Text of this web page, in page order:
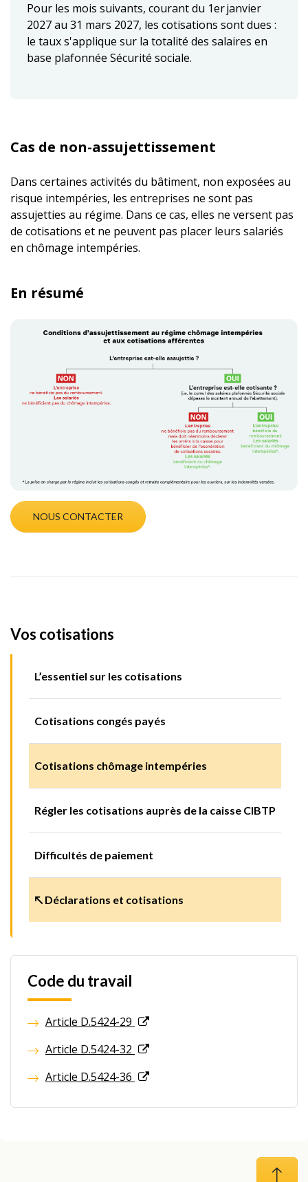
Pour les mois suivants, courant du 1er janvier
2027 au 31 mars 2027, les cotisations sont dues :
le taux s'applique sur la totalité des salaires en
base plafonnée Sécurité sociale.
Cas de non-assujettissement
Dans certaines activités du bâtiment, non exposées au
risque intempéries, les entreprises ne sont pas
assujetties au régime. Dans ce cas, elles ne versent pas
de cotisations et ne peuvent pas placer leurs salariés
en chômage intempéries.
En résumé
NOUS CONTACTER
Vos cotisations
L’essentiel sur les cotisations
Cotisations congés payés
Cotisations chômage intempéries
Régler les cotisations auprès de la caisse CIBTP
Difficultés de paiement
↖ Déclarations et cotisations
Code du travail
Article D.5424-29
Article D.5424-32
Article D.5424-36